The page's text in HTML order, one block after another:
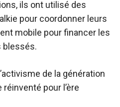
ils ont utilisé des
pour coordonner leurs
mobile pour financer les
blessés.
de la génération
réinventé pour l’ère